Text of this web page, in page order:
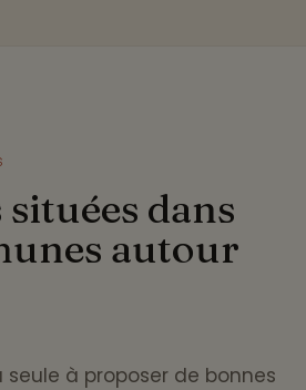
dans
autour
seule à proposer de bonnes